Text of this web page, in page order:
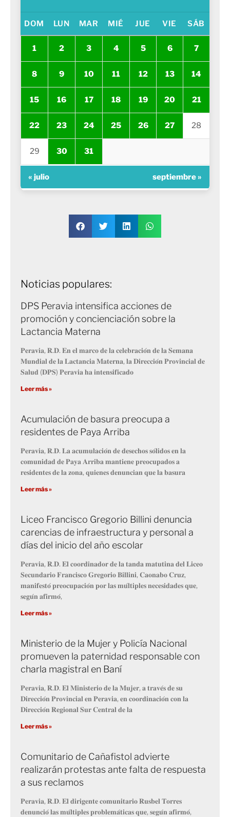
DOM LUN MAR MIÉ JUE VIE SÁB
1 2 3 4 5 6 7
8 9 10 11 12 13 14
15 16 17 18 19 20 21
22 23 24 25 26 27 28
29 30 31
« julio septiembre »
Noticias populares:
DPS Peravia intensifica acciones de
promoción y concienciación sobre la
Lactancia Materna
𝐏𝐞𝐫𝐚𝐯𝐢𝐚, 𝐑.𝐃. 𝐄𝐧 𝐞𝐥 𝐦𝐚𝐫𝐜𝐨 𝐝𝐞 𝐥𝐚 𝐜𝐞𝐥𝐞𝐛𝐫𝐚𝐜𝐢𝐨́𝐧 𝐝𝐞 𝐥𝐚 𝐒𝐞𝐦𝐚𝐧𝐚
𝐌𝐮𝐧𝐝𝐢𝐚𝐥 𝐝𝐞 𝐥𝐚 𝐋𝐚𝐜𝐭𝐚𝐧𝐜𝐢𝐚 𝐌𝐚𝐭𝐞𝐫𝐧𝐚, 𝐥𝐚 𝐃𝐢𝐫𝐞𝐜𝐜𝐢𝐨́𝐧 𝐏𝐫𝐨𝐯𝐢𝐧𝐜𝐢𝐚𝐥 𝐝𝐞
𝐒𝐚𝐥𝐮𝐝 (𝐃𝐏𝐒) 𝐏𝐞𝐫𝐚𝐯𝐢𝐚 𝐡𝐚 𝐢𝐧𝐭𝐞𝐧𝐬𝐢𝐟𝐢𝐜𝐚𝐝𝐨
Leer más »
Acumulación de basura preocupa a
residentes de Paya Arriba
𝐏𝐞𝐫𝐚𝐯𝐢𝐚, 𝐑.𝐃. 𝐋𝐚 𝐚𝐜𝐮𝐦𝐮𝐥𝐚𝐜𝐢𝐨́𝐧 𝐝𝐞 𝐝𝐞𝐬𝐞𝐜𝐡𝐨𝐬 𝐬𝐨́𝐥𝐢𝐝𝐨𝐬 𝐞𝐧 𝐥𝐚
𝐜𝐨𝐦𝐮𝐧𝐢𝐝𝐚𝐝 𝐝𝐞 𝐏𝐚𝐲𝐚 𝐀𝐫𝐫𝐢𝐛𝐚 𝐦𝐚𝐧𝐭𝐢𝐞𝐧𝐞 𝐩𝐫𝐞𝐨𝐜𝐮𝐩𝐚𝐝𝐨𝐬 𝐚
𝐫𝐞𝐬𝐢𝐝𝐞𝐧𝐭𝐞𝐬 𝐝𝐞 𝐥𝐚 𝐳𝐨𝐧𝐚, 𝐪𝐮𝐢𝐞𝐧𝐞𝐬 𝐝𝐞𝐧𝐮𝐧𝐜𝐢𝐚𝐧 𝐪𝐮𝐞 𝐥𝐚 𝐛𝐚𝐬𝐮𝐫𝐚
Leer más »
Liceo Francisco Gregorio Billini denuncia
carencias de infraestructura y personal a
días del inicio del año escolar
𝐏𝐞𝐫𝐚𝐯𝐢𝐚, 𝐑.𝐃. 𝐄𝐥 𝐜𝐨𝐨𝐫𝐝𝐢𝐧𝐚𝐝𝐨𝐫 𝐝𝐞 𝐥𝐚 𝐭𝐚𝐧𝐝𝐚 𝐦𝐚𝐭𝐮𝐭𝐢𝐧𝐚 𝐝𝐞𝐥 𝐋𝐢𝐜𝐞𝐨
𝐒𝐞𝐜𝐮𝐧𝐝𝐚𝐫𝐢𝐨 𝐅𝐫𝐚𝐧𝐜𝐢𝐬𝐜𝐨 𝐆𝐫𝐞𝐠𝐨𝐫𝐢𝐨 𝐁𝐢𝐥𝐥𝐢𝐧𝐢, 𝐂𝐚𝐨𝐧𝐚𝐛𝐨 𝐂𝐫𝐮𝐳,
𝐦𝐚𝐧𝐢𝐟𝐞𝐬𝐭𝐨́ 𝐩𝐫𝐞𝐨𝐜𝐮𝐩𝐚𝐜𝐢𝐨́𝐧 𝐩𝐨𝐫 𝐥𝐚𝐬 𝐦𝐮́𝐥𝐭𝐢𝐩𝐥𝐞𝐬 𝐧𝐞𝐜𝐞𝐬𝐢𝐝𝐚𝐝𝐞𝐬 𝐪𝐮𝐞,
𝐬𝐞𝐠𝐮́𝐧 𝐚𝐟𝐢𝐫𝐦𝐨́,
Leer más »
Ministerio de la Mujer y Policía Nacional
promueven la paternidad responsable con
charla magistral en Baní
𝐏𝐞𝐫𝐚𝐯𝐢𝐚, 𝐑.𝐃. 𝐄𝐥 𝐌𝐢𝐧𝐢𝐬𝐭𝐞𝐫𝐢𝐨 𝐝𝐞 𝐥𝐚 𝐌𝐮𝐣𝐞𝐫, 𝐚 𝐭𝐫𝐚𝐯𝐞́𝐬 𝐝𝐞 𝐬𝐮
𝐃𝐢𝐫𝐞𝐜𝐜𝐢𝐨́𝐧 𝐏𝐫𝐨𝐯𝐢𝐧𝐜𝐢𝐚𝐥 𝐞𝐧 𝐏𝐞𝐫𝐚𝐯𝐢𝐚, 𝐞𝐧 𝐜𝐨𝐨𝐫𝐝𝐢𝐧𝐚𝐜𝐢𝐨́𝐧 𝐜𝐨𝐧 𝐥𝐚
𝐃𝐢𝐫𝐞𝐜𝐜𝐢𝐨́𝐧 𝐑𝐞𝐠𝐢𝐨𝐧𝐚𝐥 𝐒𝐮𝐫 𝐂𝐞𝐧𝐭𝐫𝐚𝐥 𝐝𝐞 𝐥𝐚
Leer más »
Comunitario de Cañafistol advierte
realizarán protestas ante falta de respuesta
a sus reclamos
𝐏𝐞𝐫𝐚𝐯𝐢𝐚, 𝐑.𝐃. 𝐄𝐥 𝐝𝐢𝐫𝐢𝐠𝐞𝐧𝐭𝐞 𝐜𝐨𝐦𝐮𝐧𝐢𝐭𝐚𝐫𝐢𝐨 𝐑𝐮𝐬𝐛𝐞𝐥 𝐓𝐨𝐫𝐫𝐞𝐬
𝐝𝐞𝐧𝐮𝐧𝐜𝐢𝐨́ 𝐥𝐚𝐬 𝐦𝐮́𝐥𝐭𝐢𝐩𝐥𝐞𝐬 𝐩𝐫𝐨𝐛𝐥𝐞𝐦𝐚́𝐭𝐢𝐜𝐚𝐬 𝐪𝐮𝐞, 𝐬𝐞𝐠𝐮́𝐧 𝐚𝐟𝐢𝐫𝐦𝐨́,